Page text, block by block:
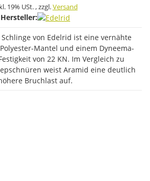
19% USt. , zzgl.Versand
Hersteller:
von Edelrid ist eine vernähte
Mantel und einem Dyneema-
von 22 KN. Im Vergleich zu
weist Aramid eine deutlich
Bruchlast auf.